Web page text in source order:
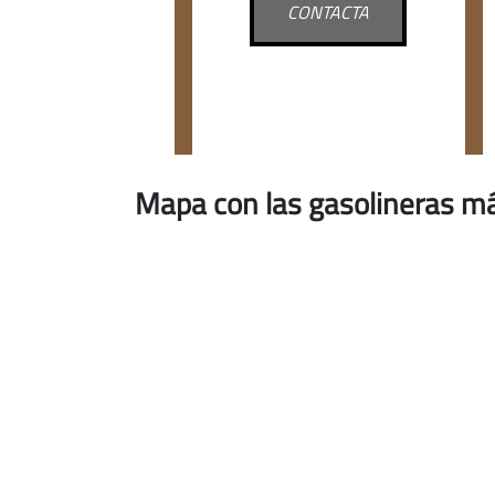
CONTACTA
Mapa con las gasolineras